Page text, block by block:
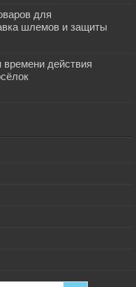
для
шлемов и защиты
времени действия